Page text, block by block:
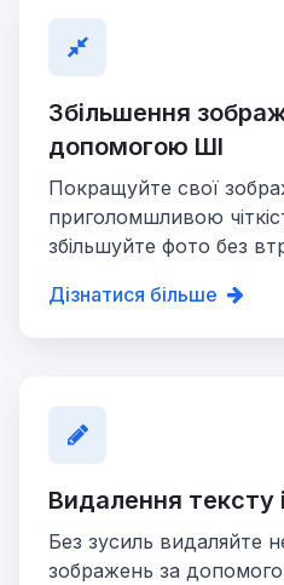
Збільшення
допомогою ШІ
Покращуйте свої
приголомшливою
збільшуйте фото без
Дізнатися більше
Видалення тексту
Без зусиль видаляйте
зображень за